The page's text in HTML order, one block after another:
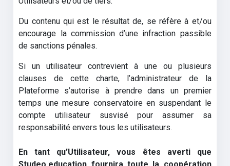
Du contenu qui est le résultat de, se réfère à et/ou
encourage la commission d’une infraction passible
de sanctions pénales.
Si un utilisateur contrevient à une ou plusieurs
clauses de cette charte, l’administrateur de la
Plateforme s’autorise à prendre dans un premier
temps une mesure conservatoire en suspendant le
compte utilisateur susvisé pour assumer sa
responsabilité envers tous les utilisateurs.
En tant qu’Utilisateur, vous êtes averti que